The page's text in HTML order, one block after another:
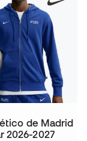
de Madrid
2026-2027